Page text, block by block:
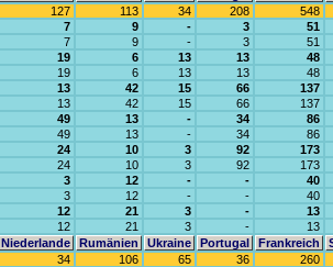
127 113 34 208
548
7 9 - 3
51
7 9 - 3
51
19 6 13 13
48
19 6 13 13
48
13 42 15 66
137
13 42 15 66
137
49 13 - 34
86
49 13 - 34
86
24 10 3 92
173
24 10 3 92
173
3 12 - -
40
3 12 - -
40
12 21 3 -
13
12 21 3 -
13
Niederlande Rumänien Ukraine Portugal Frankreich
34 106 65 36
260